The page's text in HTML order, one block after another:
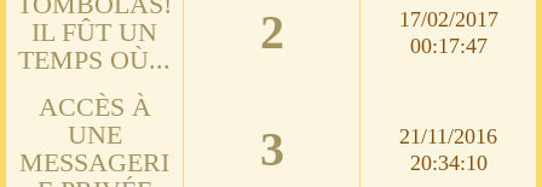
IL FÛT UN
TEMPS OÙ...
2
17/02/2017
00:17:47
ACCÈS À
UNE
MESSAGERI
3
21/11/2016
20:34:10